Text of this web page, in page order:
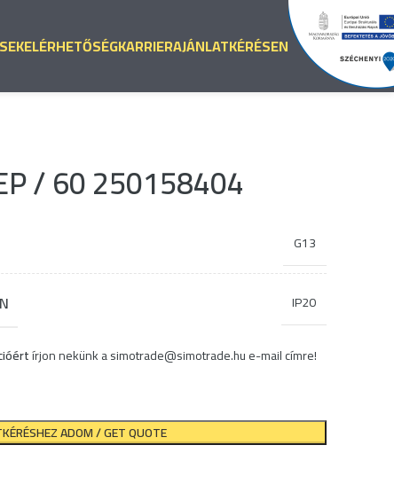
ELÉRHETŐSÉGKARRIERAJÁNLATKÉRÉSEN
/ 60 250158404
G13
IP20
írjon nekünk asimotrade@simotrade.hue-mail címre!
ADOM / GET QUOTE